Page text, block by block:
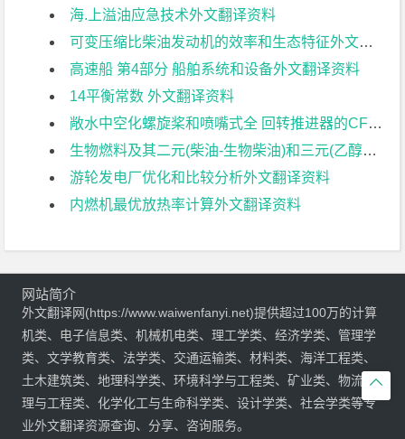
海.上溢油应急技术外文翻译资料
可变压缩比柴油发动机的效率和生态特征外文翻译资料
高速船 第4部分 船舶系统和设备外文翻译资料
14平衡常数 外文翻译资料
敞水中空化螺旋桨和喷嘴式全 回转推进器的CFD研究外文翻译资料
生物燃料及其二元(柴油-生物柴油)和三元(乙醇生物柴 油-柴油)混合燃料在内燃机减排上的作用外文翻译资料
游轮发电厂优化和比较分析外文翻译资料
内燃机最优放热率计算外文翻译资料

网站简介
外文翻译网(https://www.waiwenfanyi.net)提供超过100万的计算
机类、电子信息类、机械机电类、理工学类、经济学类、管理学
类、文学教育类、法学类、交通运输类、材料类、海洋工程类、
土木建筑类、地理科学类、环境科学与工程类、矿业类、物流管
理与工程类、化学化工与生命科学类、设计学类、社会学类等专
业外文翻译资源查询、分享、咨询服务。